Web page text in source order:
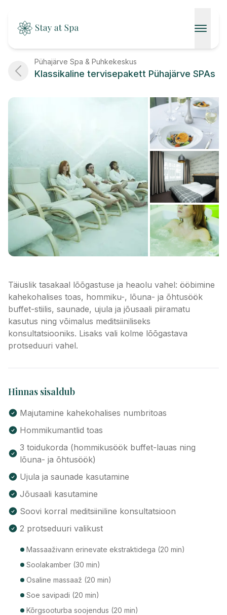
AVALEHT
Pühajärve Spa & Puhkekeskus
Klassikaline tervisepakett Pühajärve SPAs
Täiuslik tasakaal lõõgastuse ja heaolu vahel: ööbimine
kahekohalises toas, hommiku-, lõuna- ja õhtusöök
buffet-stiilis, saunade, ujula ja jõusaali piiramatu
kasutus ning võimalus meditsiiniliseks
konsultatsiooniks. Lisaks vali kolme lõõgastava
protseduuri vahel.
Hinnas sisaldub
Majutamine kahekohalises numbritoas
Hommikumantlid toas
3 toidukorda (hommikusöök buffet-lauas ning
lõuna- ja õhtusöök)
Ujula ja saunade kasutamine
Jõusaali kasutamine
Soovi korral meditsiiniline konsultatsioon
2 protseduuri valikust
Massaaživann erinevate ekstraktidega (20 min)
Soolakamber (30 min)
Osaline massaaž (20 min)
Soe savipadi (20 min)
Kõrgsooturba soojendus (20 min)